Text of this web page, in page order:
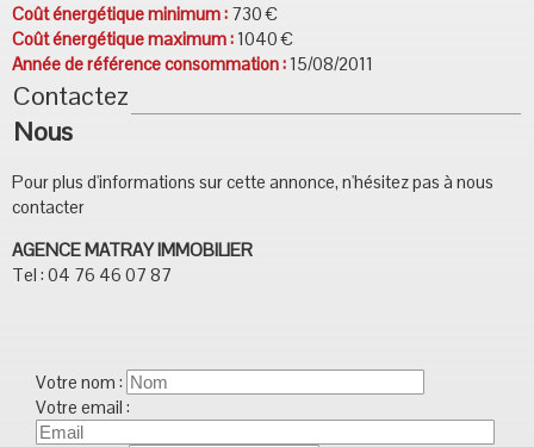
Coût énergétique minimum : 730 €
Coût énergétique maximum : 1040 €
Année de référence consommation : 15/08/2011
Contactez
Nous
Pour plus d'informations sur cette annonce, n'hésitez pas à nous
contacter
AGENCE MATRAY IMMOBILIER
Tel : 04 76 46 07 87
Votre nom :
Votre email :